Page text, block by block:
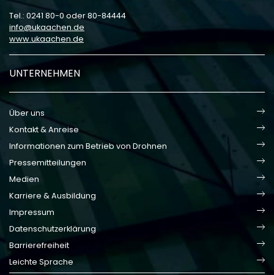
Tel.: 0241 80-0 oder 80-84444
info
ukaachen de
www.ukaachen.de
UNTERNEHMEN
Über uns
Kontakt & Anreise
Informationen zum Betrieb von Drohnen
Pressemitteilungen
Medien
Karriere & Ausbildung
Impressum
Datenschutzerklärung
Barrierefreiheit
Leichte Sprache